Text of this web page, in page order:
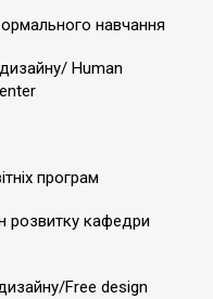
навчання
Human
програм
розвитку кафедри
Free design